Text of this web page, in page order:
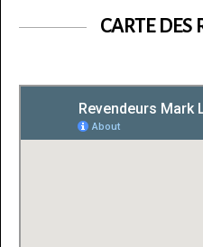
CARTE DES